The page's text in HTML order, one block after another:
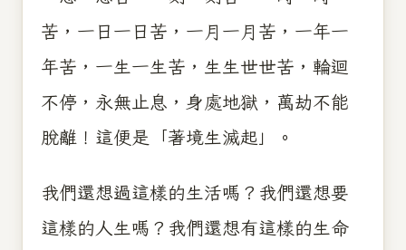
苦，一日一日苦，一月一月苦，一年一
年苦，一生一生苦，生生世世苦，輪迴
不停，永無止息，身處地獄，萬劫不能
脫離！這便是「著境生滅起」。
我們還想過這樣的生活嗎？我們還想要
這樣的人生嗎？我們還想有這樣的生命